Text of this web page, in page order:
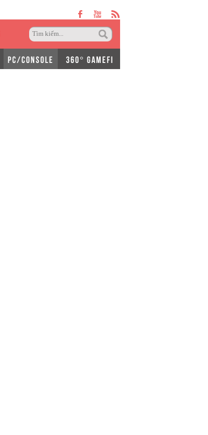
PC/CONSOLE 360° GAMEFI